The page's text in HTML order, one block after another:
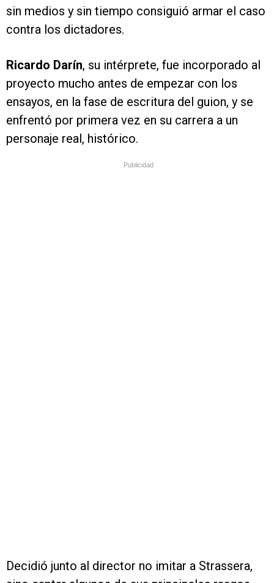
sin medios y sin tiempo consiguió armar el caso
contra los dictadores.
Ricardo Darín, su intérprete, fue incorporado al
proyecto mucho antes de empezar con los
ensayos, en la fase de escritura del guion, y se
enfrentó por primera vez en su carrera a un
personaje real, histórico.
Publicidad
Decidió junto al director no imitar a Strassera,